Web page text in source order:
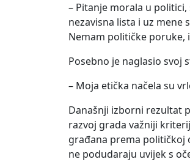
– Pitanje morala u
nezavisna lista i uz
Nemam političke poruke,
Posebno je naglasio svoj
– Moja etička načela su
Današnji izborni rezultat
razvoj grada važniji
građana prema
ne podudaraju uvijek s